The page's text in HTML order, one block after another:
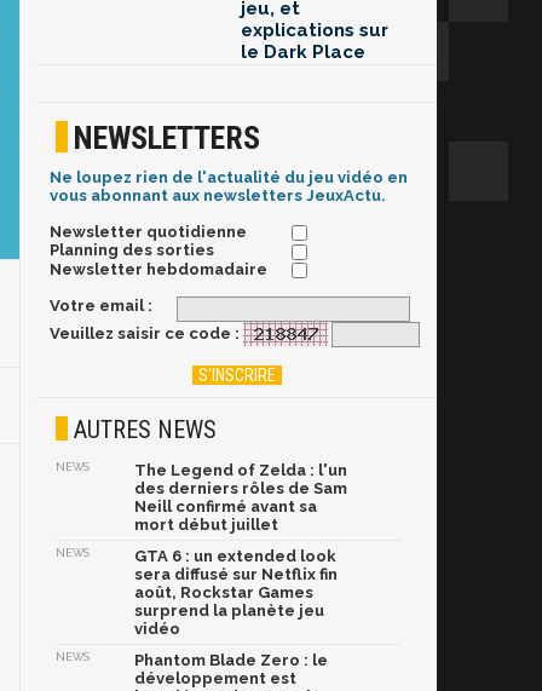
jeu, et
explications sur
le Dark Place
NEWSLETTERS
Ne loupez rien de l'actualité du jeu vidéo en
vous abonnant aux newsletters JeuxActu.
Newsletter quotidienne
Planning des sorties
Newsletter hebdomadaire
Votre email :
Veuillez saisir ce code :
AUTRES NEWS
NEWS
The Legend of Zelda : l'un
des derniers rôles de Sam
Neill confirmé avant sa
mort début juillet
NEWS
GTA 6 : un extended look
sera diffusé sur Netflix fin
août, Rockstar Games
surprend la planète jeu
vidéo
NEWS
Phantom Blade Zero : le
développement est